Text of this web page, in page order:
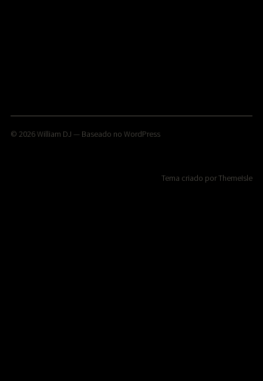
© 2026William DJ — Baseado no WordPress
Tema criado porThemeIsle